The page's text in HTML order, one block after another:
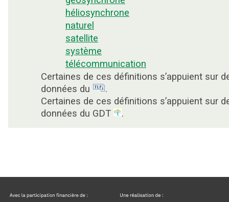
héliosynchrone
naturel
satellite
système
télécommunication
Certaines de ces définitions s’appuient sur
données du
.
Certaines de ces définitions s’appuient sur
données du GDT
.